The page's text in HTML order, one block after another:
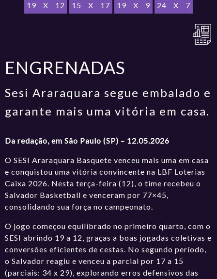
19
X 12
15
X 17
19
X 9
24
X 7
ENGRENADAS
Sesi Araraquara segue embalado e
garante mais uma vitória em casa.
Da redação, em São Paulo (SP) – 12.05.2026
O SESI Araraquara Basquete venceu mais uma em casa
e conquistou uma vitória convincente na LBF Loterias
Caixa 2026. Nesta terça-feira (12), o time recebeu o
Salvador Basketball e venceram por 77×45,
consolidando sua força no campeonato.
O jogo começou equilibrado no primeiro quarto, com o
SESI abrindo 19 a 12, graças a boas jogadas coletivas e
conversões eficientes de cestas. No segundo período,
o Salvador reagiu e venceu a parcial por 17 a 15
(parciais: 34 x 29), explorando erros defensivos das